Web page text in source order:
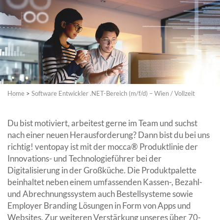
Systemstatus
Jobs
Jobkategorien
Berufsfelder
Für Unternehmen
Inserat buchen
©informatikjobs.at 2026ImpressumAGBDatenschutz
Cookie-Einstellungen